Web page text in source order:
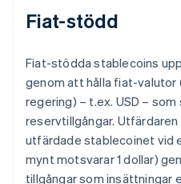
Fiat-stödd
Fiat-stödda stablecoins
genom att hålla fiat-valutor
regering) – t.ex. USD –
reservtillgångar.
utfärdade stablecoinet vid
mynt motsvarar 1 dollar)
tillgångar som insättningar